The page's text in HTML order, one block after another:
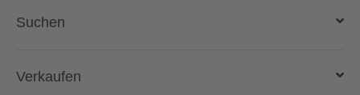
Suchen
Auto kaufen
Verkaufen